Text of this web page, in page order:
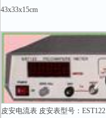
43x33x15cm
皮安电流表 皮安表型号：EST122